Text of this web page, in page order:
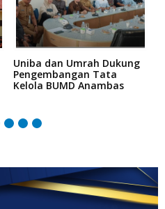
Uniba dan Umrah Dukung
Pengembangan Tata
Kelola BUMD Anambas